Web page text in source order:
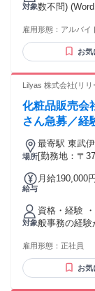
対象数不問)
告・相談を適切にできる方 【
調を大切に
い方 ・丁寧
す。 【自宅環境】 在宅事務作業があるため、インターネット
雇用形態： アルバイ
お気
Lilyas 株式会社(リリ
化粧品販売会
さん急募／経
場所
最寄駅 東武伊勢崎線
沿い、国道
[勤務地：〒
給与
月給190,000
対象
資格・経験
般事務の経験
雇用形態： 正社員
お気